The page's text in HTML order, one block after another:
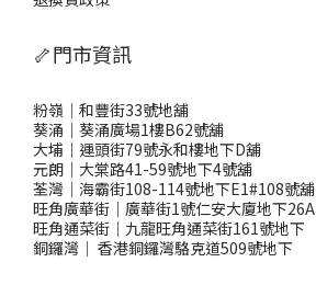
🦴門市資訊
粉嶺｜和豐街33號地舖
葵涌｜葵涌廣場1樓B62號舖
大埔｜運頭街79號永和樓地下D舖
元朗｜大棠路41-59號地下4號舖
荃灣｜海霸街108-114號地下E1#108號舖
旺角廣華街｜廣華街1號仁安大廈地下26A
旺角通菜街｜九龍旺角通菜街161號地下
銅鑼灣 ｜ 香港銅鑼灣駱克道509號地下